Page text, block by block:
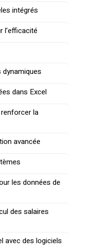
intégrés
l’efficacité
dans Excel
la
avancée
les données de
des salaires
avec des logiciels